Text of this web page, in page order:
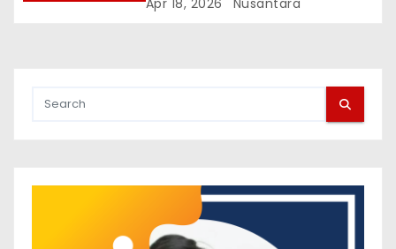
Apr 18, 2026 Nusantara